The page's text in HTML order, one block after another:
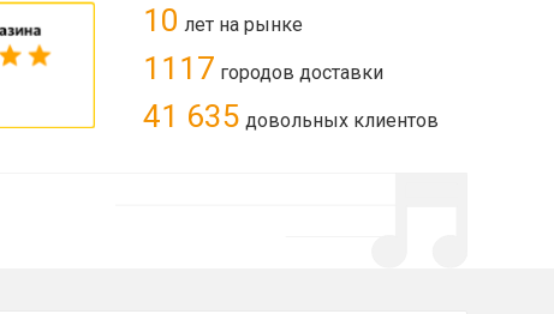
10 лет на рынке
1117 городов доставки
41 635 довольных клиентов